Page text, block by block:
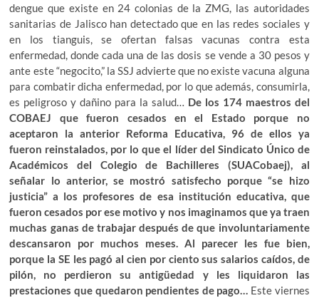
dengue que existe en 24 colonias de la ZMG, las autoridades
sanitarias de Jalisco han detectado que en las redes sociales y
en los tianguis, se ofertan falsas vacunas contra esta
enfermedad, donde cada una de las dosis se vende a 30 pesos y
ante este “negocito,” la SSJ advierte que no existe vacuna alguna
para combatir dicha enfermedad, por lo que además, consumirla,
es peligroso y dañino para la salud… De los 174 maestros del
COBAEJ que fueron cesados en el Estado porque no
aceptaron la anterior Reforma Educativa, 96 de ellos ya
fueron reinstalados, por lo que el líder del Sindicato Único de
Académicos del Colegio de Bachilleres (SUACobaej), al
señalar lo anterior, se mostró satisfecho porque “se hizo
justicia” a los profesores de esa institución educativa, que
fueron cesados por ese motivo y nos imaginamos que ya traen
muchas ganas de trabajar después de que involuntariamente
descansaron por muchos meses. Al parecer les fue bien,
porque la SE les pagó al cien por ciento sus salarios caídos, de
pilón, no perdieron su antigüedad y les liquidaron las
prestaciones que quedaron pendientes de pago… Este viernes